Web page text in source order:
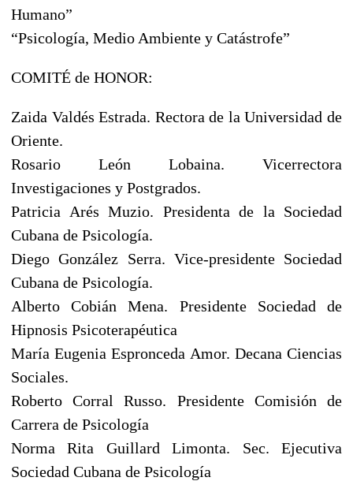
Humano”
“Psicología, Medio Ambiente y Catástrofe”
COMITÉ de HONOR:
Zaida Valdés Estrada. Rectora de la Universidad de
Oriente.
Rosario León Lobaina. Vicerrectora
Investigaciones y Postgrados.
Patricia Arés Muzio. Presidenta de la Sociedad
Cubana de Psicología.
Diego González Serra. Vice-presidente Sociedad
Cubana de Psicología.
Alberto Cobián Mena. Presidente Sociedad de
Hipnosis Psicoterapéutica
María Eugenia Espronceda Amor. Decana Ciencias
Sociales.
Roberto Corral Russo. Presidente Comisión de
Carrera de Psicología
Norma Rita Guillard Limonta. Sec. Ejecutiva
Sociedad Cubana de Psicología